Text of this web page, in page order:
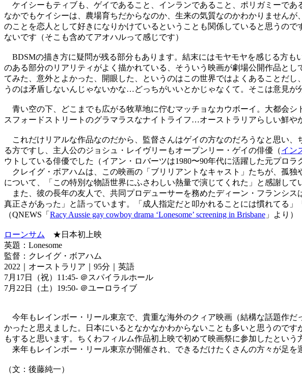
ケイシーもティブも、ゲイであること、インランであること、ポリガミーで
なかでもケイシーは、農場育ちだからなのか、生来の気質なのかわかりません
のことを恋人として好きになりかけているということも関係していると思うの
ないです（そこも含めてアオハルって感じです）
BDSMの描き方に疑問が残る部分もあります。結末にはモヤモヤを感じる方
のある部分のリアリティがよく描かれている、そういう映画が劇場公開作品と
てみた、意外とよかった、開眼した、というのはこの世界ではよくあることだ
うのは矛盾しないんじゃないかな…どっちがいいとかじゃなくて。そこは意見が
青い空の下、どこまでも広がる牧草地に佇むマッチョなカウボーイ。大都会シ
スフォードストリートのグラマラスなナイトライフ…オーストラリアらしい鮮
これだけリアルな作品なのだから、監督さんはゲイの方なのだろうなと思い、
る方ですし、主人公のジョシュ・レイヴリーもオープンリー・ゲイの俳優（イン
ウトしている俳優でした（イアン・ロバーツは1980〜90年代に活躍した元プロラ
クレイグ・ボアハムは、この映画の「ブリリアントなキャスト」たちが、孤
について、「この特別な物語世界にふさわしい熱量で演じてくれた」と感謝して
また、彼の長年の友人で、共同プロデューサーを務めたディーン・フランシ
真正さがあった」と語っています。「成人指定だと叩かれることには慣れてる
（QNEWS「 Racy Aussie gay cowboy drama ‘Lonesome’ screening in Brisbane 」より）
ローンサム
★日本初上映
英題：Lonesome
監督：クレイグ・ボアハム
2022｜オーストラリア｜95分｜英語
7月17日（祝）11:45- ＠スパイラルホール
7月22日（土）19:50- ＠ユーロライブ
今年もレインボー・リール東京で、貴重な海外のクィア映画（結構な話題作
かったと思えました。日本にいるとなかなかわからないことも多いと思うので
もすると思います。ちくわフィルム作品初上映で初めて映画祭に参加したという
来年もレインボー・リール東京が開催され、できるだけたくさんの方々が足を
（文：後藤純一）